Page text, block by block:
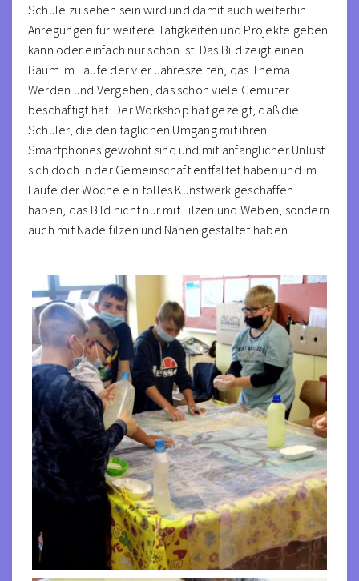
Schule zu sehen sein wird und damit auch weiterhin
Anregungen für weitere Tätigkeiten und Projekte geben
kann oder einfach nur schön ist. Das Bild zeigt einen
Baum im Laufe der vier Jahreszeiten, das Thema
Werden und Vergehen, das schon viele Gemüter
beschäftigt hat. Der Workshop hat gezeigt, daß die
Schüler, die den täglichen Umgang mit ihren
Smartphones gewohnt sind und mit anfänglicher Unlust
sich doch in der Gemeinschaft entfaltet haben und im
Laufe der Woche ein tolles Kunstwerk geschaffen
haben, das Bild nicht nur mit Filzen und Weben, sondern
auch mit Nadelfilzen und Nähen gestaltet haben.